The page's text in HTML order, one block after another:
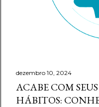
dezembro 10, 2024
ACABE COM
HÁBITOS: